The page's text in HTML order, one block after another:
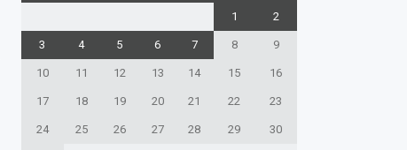
1 2
3 4 5 6 7 8 9
10 11 12 13 14 15 16
17 18 19 20 21 22 23
24 25 26 27 28 29 30